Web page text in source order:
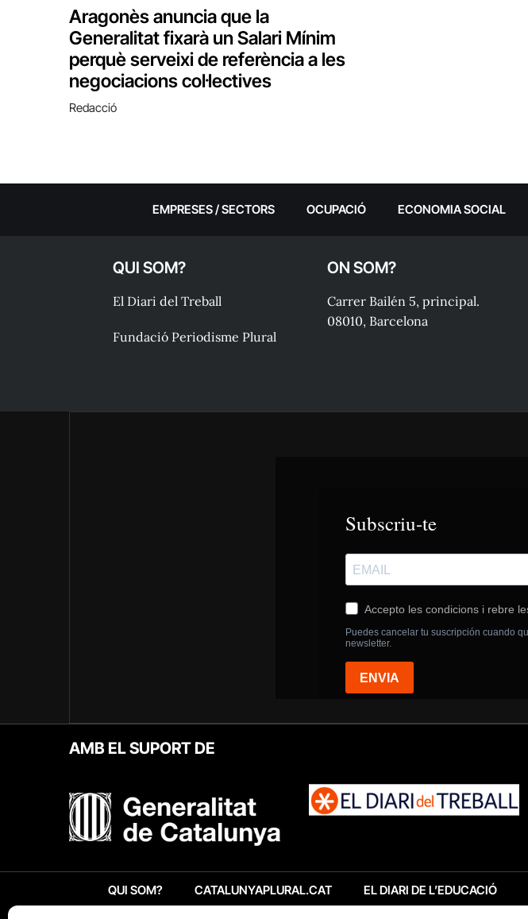
Aragonès anuncia que la
Generalitat fixarà un Salari Mínim
perquè serveixi de referència a les
negociacions col·lectives
Redacció
EMPRESES / SECTORS OCUPACIÓ ECONOMIA SOCIAL
QUI SOM?
El Diari del Treball
Fundació Periodisme Plural
ON SOM?
Carrer Bailén 5, principal.
08010, Barcelona
AMB EL SUPORT DE
QUI SOM? CATALUNYAPLURAL.CAT EL DIARI DE L’EDUCACIÓ